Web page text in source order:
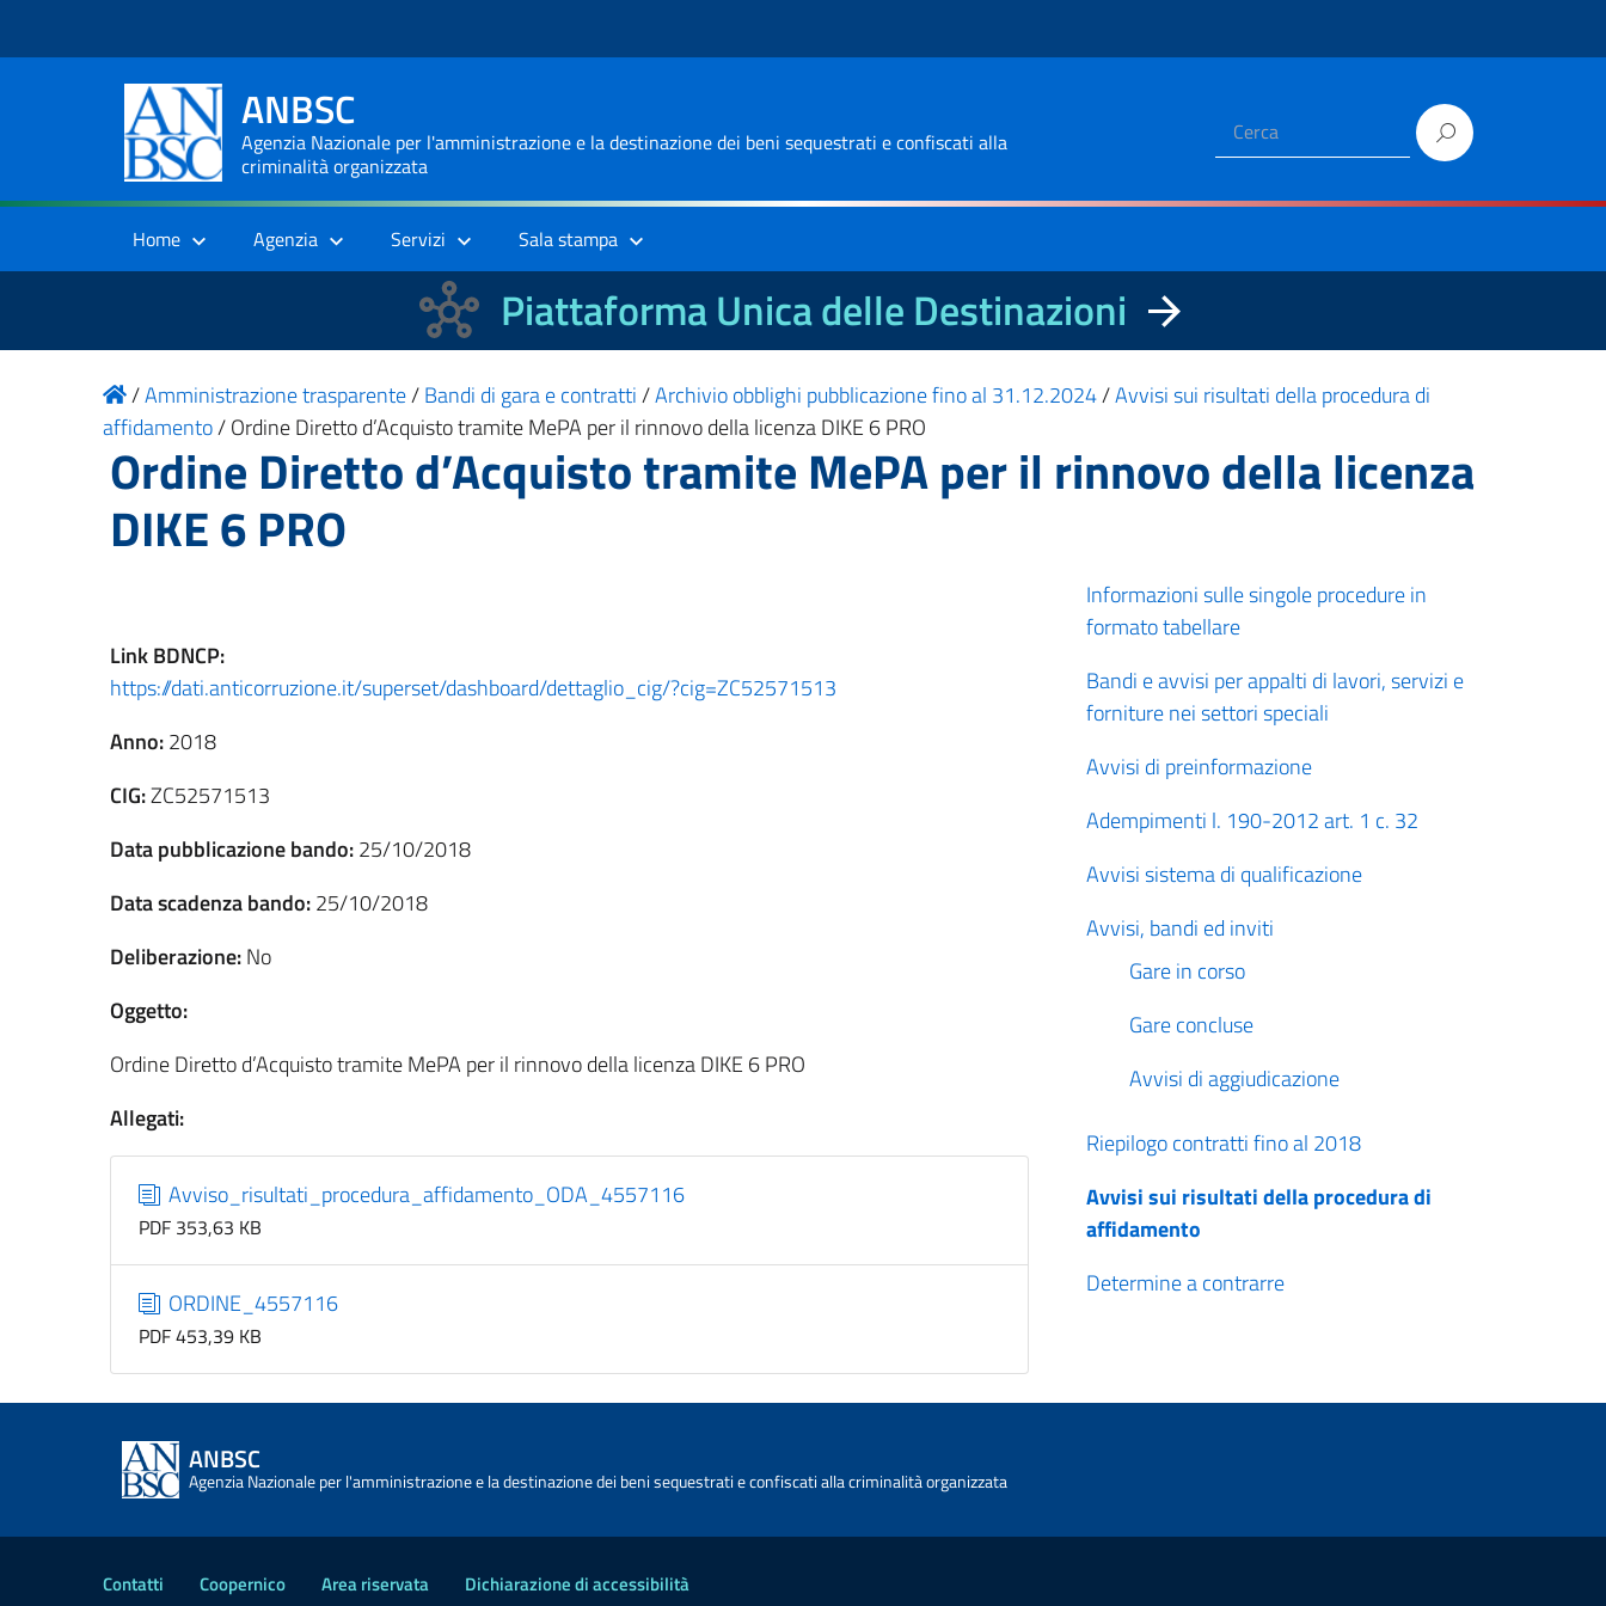
ANBSC
Agenzia Nazionale per l'amministrazione e la destinazione dei beni sequestrati e confiscati alla
criminalità organizzata
Home Agenzia Servizi Sala stampa
Piattaforma Unica delle Destinazioni
/Amministrazione trasparente/Bandi di gara e contratti/Archivio obblighi pubblicazione fino al 31.12.2024/Avvisi sui risultati della procedura di
affidamento/Ordine Diretto d’Acquisto tramite MePA per il rinnovo della licenza DIKE 6 PRO
Ordine Diretto d’Acquisto tramite MePA per il rinnovo della licenza
DIKE 6 PRO
LinkBDNCP:
https://dati.anticorruzione.it/superset/dashboard/dettaglio_cig/?cig=ZC52571513
Anno:2018
CIG:ZC52571513
Data pubblicazione bando:25/10/2018
Data scadenza bando:25/10/2018
Deliberazione:No
Oggetto:
Ordine Diretto d’Acquisto tramite MePA per il rinnovo della licenza DIKE 6 PRO
Allegati:
Avviso_risultati_procedura_affidamento_ODA_4557116
PDF 353,63 KB
ORDINE_4557116
PDF 453,39 KB
Informazioni sulle singole procedure in
formato tabellare
Bandi e avvisi per appalti di lavori, servizi e
forniture nei settori speciali
Avvisi di preinformazione
Adempimenti l. 190-2012 art. 1 c. 32
Avvisi sistema di qualificazione
Avvisi, bandi ed inviti
Gare in corso
Gare concluse
Avvisi di aggiudicazione
Riepilogo contratti fino al 2018
Avvisi sui risultati della procedura di
affidamento
Determine a contrarre
ANBSC
Agenzia Nazionale per l'amministrazione e la destinazione dei beni sequestrati e confiscati alla criminalità organizzata
Contatti Coopernico Area riservata Dichiarazione di accessibilità